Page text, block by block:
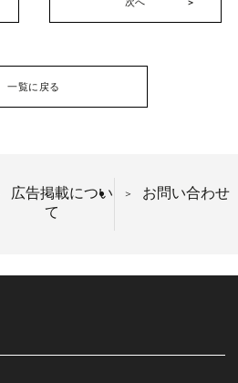
一覧に戻る
広告掲載につい
て
お問い合わせ